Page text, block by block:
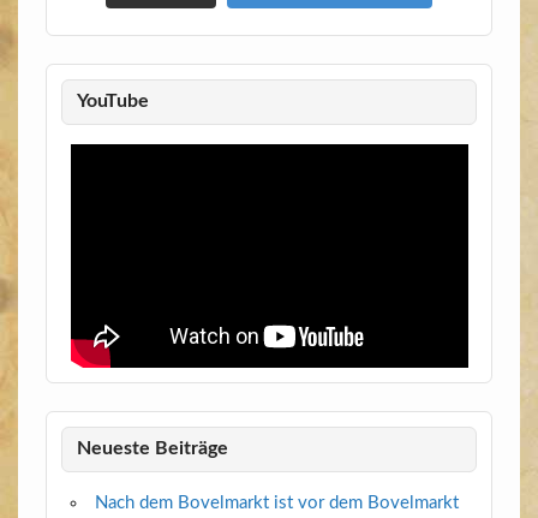
YouTube
Neueste Beiträge
Nach dem Bovelmarkt ist vor dem Bovelmarkt